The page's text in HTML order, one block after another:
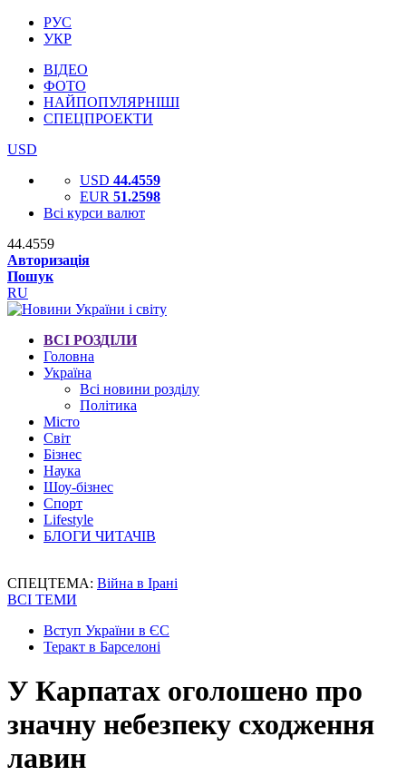
РУС
УКР
ВІДЕО
ФОТО
НАЙПОПУЛЯРНІШІ
СПЕЦПРОЕКТИ
USD
USD 44.4559
EUR 51.2598
Всі курси валют
44.4559
Авторизація
Пошук
RU
ВСІ РОЗДІЛИ
Головна
Україна
Всі новини розділу
Політика
Місто
Світ
Бізнес
Наука
Шоу-бізнес
Спорт
Lifestyle
БЛОГИ ЧИТАЧІВ
СПЕЦТЕМА: Війна в Ірані
ВСІ ТЕМИ
Вступ України в ЄС
Теракт в Барселоні
У Карпатах оголошено про
значну небезпеку сходження
лавин